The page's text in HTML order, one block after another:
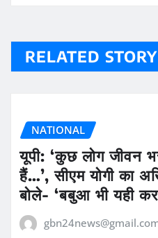
RELATED STORY
NATIONAL
यूपी: ‘कुछ लोग जीवन
हैं…’, सीएम योगी का
बोले- ‘बबुआ भी यही